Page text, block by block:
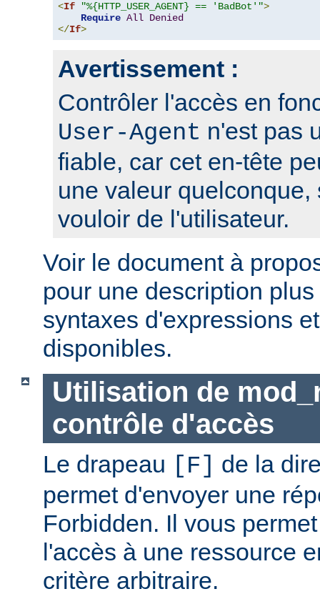
<If "%{HTTP_USER_AGENT} == 'BadBot'">
Require All Denied
</If>
Avertissement :
Contrôler l'accès en
User-Agent n'est pas
fiable, car cet en-tête
une valeur quelconque,
vouloir de l'utilisateur.
Voir le document à
pour une description
syntaxes d'expressions
disponibles.
Utilisation de
contrôle d'accès
Le drapeau [F] de la
permet d'envoyer une
Forbidden. Il vous
l'accès à une ressource
critère arbitraire.